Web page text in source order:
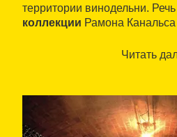
территории винодельни.
коллекции Рамона
Таким образом объясняется
виноделию, работ в
продукта.
Читать